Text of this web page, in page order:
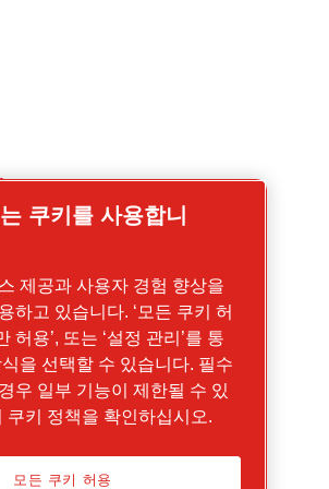
하
for
for
쿠키를 사용합니
제공과 사용자 경험 향상을
하고 있습니다. ‘모든 쿠키 허
허용’, 또는 ‘설정 관리’를 통
을 선택할 수 있습니다. 필수
우 일부 기능이 제한될 수 있
쿠키 정책을 확인하십시오.
모든 쿠키 허용